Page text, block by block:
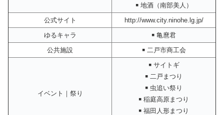
￭ 地酒（南部美人）
公式サイト
http://www.city.ninohe.lg.jp/
ゆるキャラ
￭ 亀麿君
公共施設
￭ 二戸市商工会
イベント｜祭り
￭ サイトギ
￭ 二戸まつり
￭ 虫追い祭り
￭ 稲庭高原まつり
￭ 福田人形まつり